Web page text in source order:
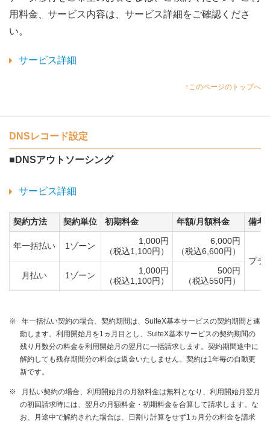
用料金、サービス内容は、サービス詳細をご確認くださ
い。
サービス詳細
↑このページのトップへ
DNSレコード設定
■DNSアウトソーシング
サービス詳細
契約方法 契約単位 初期料金 年額/月額料金 備考
年一括払い 1ゾーン
1,000円
（税込1,100円）
6,000円
（税込6,600円）
プラ
月払い
1ゾーン
1,000円
（税込1,100円）
500円
（税込550円）
※
年一括払い契約の場合、契約期間は、SuiteX基本サービスの契約期間と連
動します。利用開始月を1ヵ月目とし、SuiteX基本サービスの契約期間の
残り月数分の料金を利用開始月の翌月に一括請求します。契約期間途中に
解約しても残存期間分の料金は返金いたしません。契約は1年毎の自動更
新です。
※
月払い契約の場合、利用開始月の月額料金は無料となり、利用開始月翌月
の初回請求時には、翌月の月額料金・初期料金を合算して請求します。な
お、月途中で解約された場合は、日割り計算をせず1ヵ月分の料金を請求